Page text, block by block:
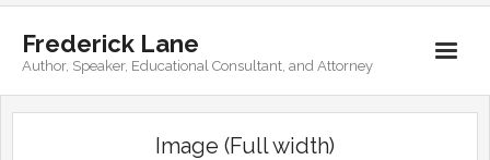
Frederick Lane
Author, Speaker, Educational Consultant, and Attorney
Home
Image (Full width)